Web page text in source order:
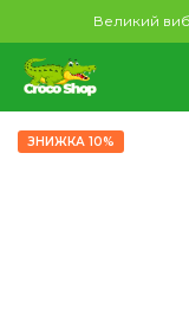
Великий
ЗНИЖКА 10%